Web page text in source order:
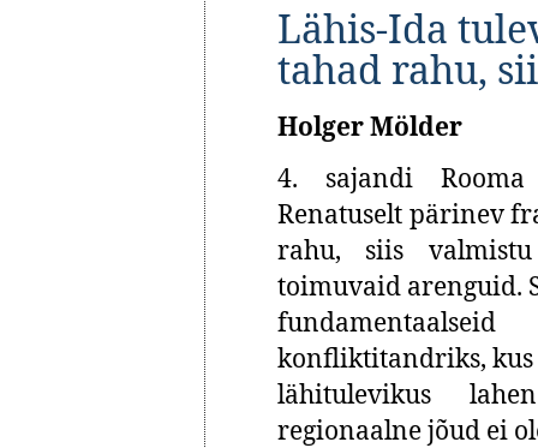
Lähis-Ida
tahad rahu,
Holger Mölder
4. sajandi
Renatuselt pärinev
rahu, siis
toimuvaid arenguid.
fundamentaalseid
konfliktitandriks, kus
lähitulevikus
regionaalne jõud ei